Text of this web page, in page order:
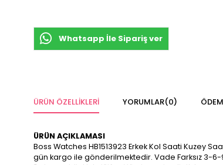
Whatsapp İle Sipariş ver
ÜRÜN ÖZELLIKLERI YORUMLAR(0)
ÜRÜN AÇIKLAMASI
Boss Watches HB1513923 Erkek Kol Saati Kuzey
gün kargo ile gönderilmektedir. Vade Farksız 3-6-